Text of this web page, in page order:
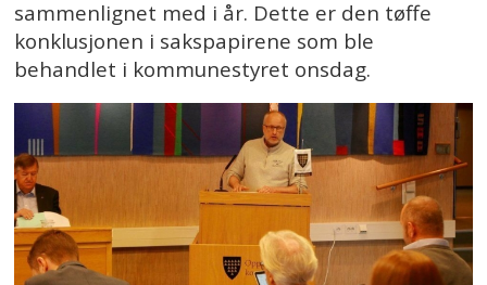
sammenlignet med i år. Dette er den tøffe
konklusjonen i sakspapirene som ble
behandlet i kommunestyret onsdag.